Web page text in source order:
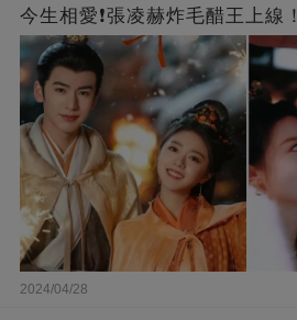
今生相愛❗張凌赫炸毛醋王上線！
2024/04/28